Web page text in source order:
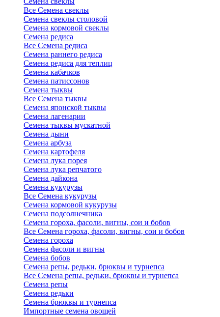
Все Семена свеклы
Семена свеклы столовой
Семена кормовой свеклы
Семена редиса
Все Семена редиса
Семена раннего редиса
Семена редиса для теплиц
Семена кабачков
Семена патиссонов
Семена тыквы
Все Семена тыквы
Семена японской тыквы
Семена лагенарии
Семена тыквы мускатной
Семена дыни
Семена арбуза
Семена картофеля
Семена лука порея
Семена лука репчатого
Семена дайкона
Семена кукурузы
Все Семена кукурузы
Семена кормовой кукурузы
Семена подсолнечника
Семена гороха, фасоли, вигны, сои и бобов
Все Семена гороха, фасоли, вигны, сои и бобов
Семена гороха
Семена фасоли и вигны
Семена бобов
Семена репы, редьки, брюквы и турнепса
Все Семена репы, редьки, брюквы и турнепса
Семена репы
Семена редьки
Семена брюквы и турнепса
Импортные семена овощей